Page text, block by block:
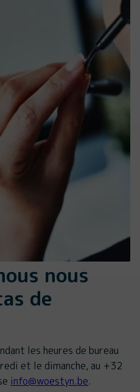
nous
de
les heures de bureau
et le dimanche, au +32
info@woestyn.be.